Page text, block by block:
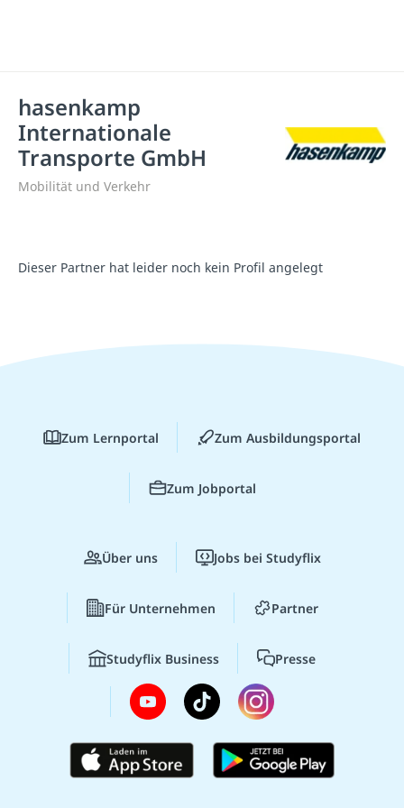
hasenkamp
Internationale
Transporte GmbH
Mobilität und Verkehr
Dieser Partner hat leider noch kein Profil angelegt
Zum Lernportal Zum Ausbildungsportal
Zum Jobportal
Über uns Jobs bei Studyflix
Für Unternehmen Partner
Studyflix Business Presse